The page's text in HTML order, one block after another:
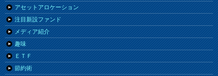
アセットアロケーション
注目新設ファンド
メディア紹介
趣味
ＥＴＦ
節約術